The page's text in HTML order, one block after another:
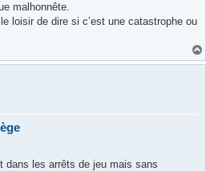
malhonnête.
loisir de dire si c’est une catastrophe ou
dans les arrêts de jeu mais sans